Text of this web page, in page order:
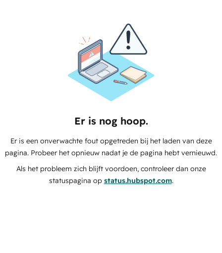
Er is nog hoop.
Er is een onverwachte fout opgetreden bij het laden van deze
pagina. Probeer het opnieuw nadat je de pagina hebt vernieuwd.
Als het probleem zich blijft voordoen, controleer dan onze
statuspagina op status.hubspot.com.